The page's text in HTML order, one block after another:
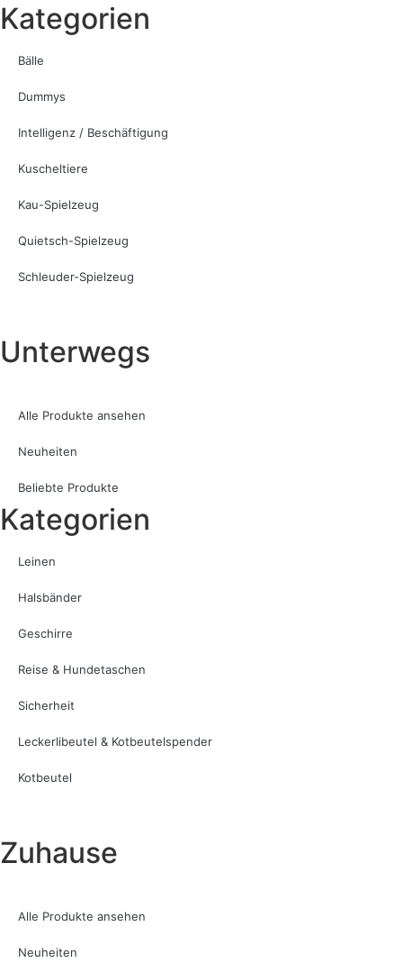
Kategorien
Bälle
Dummys
Intelligenz / Beschäftigung
Kuscheltiere
Kau-Spielzeug
Quietsch-Spielzeug
Schleuder-Spielzeug
Unterwegs
Alle Produkte ansehen
Neuheiten
Beliebte Produkte
Kategorien
Leinen
Halsbänder
Geschirre
Reise & Hundetaschen
Sicherheit
Leckerlibeutel & Kotbeutelspender
Kotbeutel
Zuhause
Alle Produkte ansehen
Neuheiten